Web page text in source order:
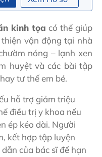
kinh tọa có thể giúp
vận động tại nhà
nóng – lạnh xen
huyệt và các bài tập
tư thế em bé.
hỗ trợ giảm triệu
điều trị y khoa nếu
ép kéo dài. Người
kết hợp tập luyện
của bác sĩ để hạn